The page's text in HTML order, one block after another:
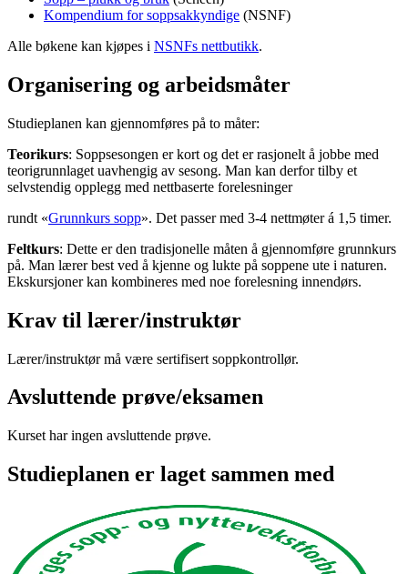
Kompendium for soppsakkyndige (NSNF)
Alle bøkene kan kjøpes i NSNFs nettbutikk.
Organisering og arbeidsmåter
Studieplanen kan gjennomføres på to måter:
Teorikurs: Soppsesongen er kort og det er rasjonelt å jobbe med
teorigrunnlaget uavhengig av sesong. Man kan derfor tilby et
selvstendig opplegg med nettbaserte forelesninger
rundt «Grunnkurs sopp». Det passer med 3-4 nettmøter á 1,5 timer.
Feltkurs: Dette er den tradisjonelle måten å gjennomføre grunnkurs
på. Man lærer best ved å kjenne og lukte på soppene ute i naturen.
Ekskursjoner kan kombineres med noe forelesning innendørs.
Krav til lærer/instruktør
Lærer/instruktør må være sertifisert soppkontrollør.
Avsluttende prøve/eksamen
Kurset har ingen avsluttende prøve.
Studieplanen er laget sammen med